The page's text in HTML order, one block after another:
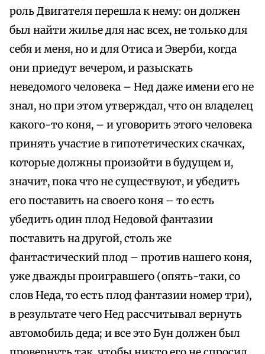
роль Двигателя перешла к нему: он должен
был найти жилье для нас всех, не только для
себя и меня, но и для Отиса и Эверби, когда
они приедут вечером, и разыскать
неведомого человека – Нед даже имени его не
знал, но при этом утверждал, что он владелец
какого-то коня, – и уговорить этого человека
принять участие в гипотетических скачках,
которые должны произойти в будущем и,
значит, пока что не существуют, и убедить
его поставить на своего коня – то есть
убедить один плод Недовой фантазии
поставить на другой, столь же
фантастический плод – против нашего коня,
уже дважды проигравшего (опять-таки, со
слов Неда, то есть плод фантазии номер три),
в результате чего Нед рассчитывал вернуть
автомобиль деда; и все это Бун должен был